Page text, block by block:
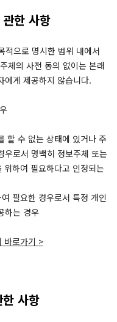
한 사항
적으로 명시한 범위 내에서
체의 사전 동의 없이는 본래
에게 제공하지 않습니다.
할 수 없는 상태에 있거나 주
우로서 명백히 정보주체 또는
하여 필요하다고 인정되는
필요한 경우로서 특정 개인
하는 경우
바로가기 >
사항